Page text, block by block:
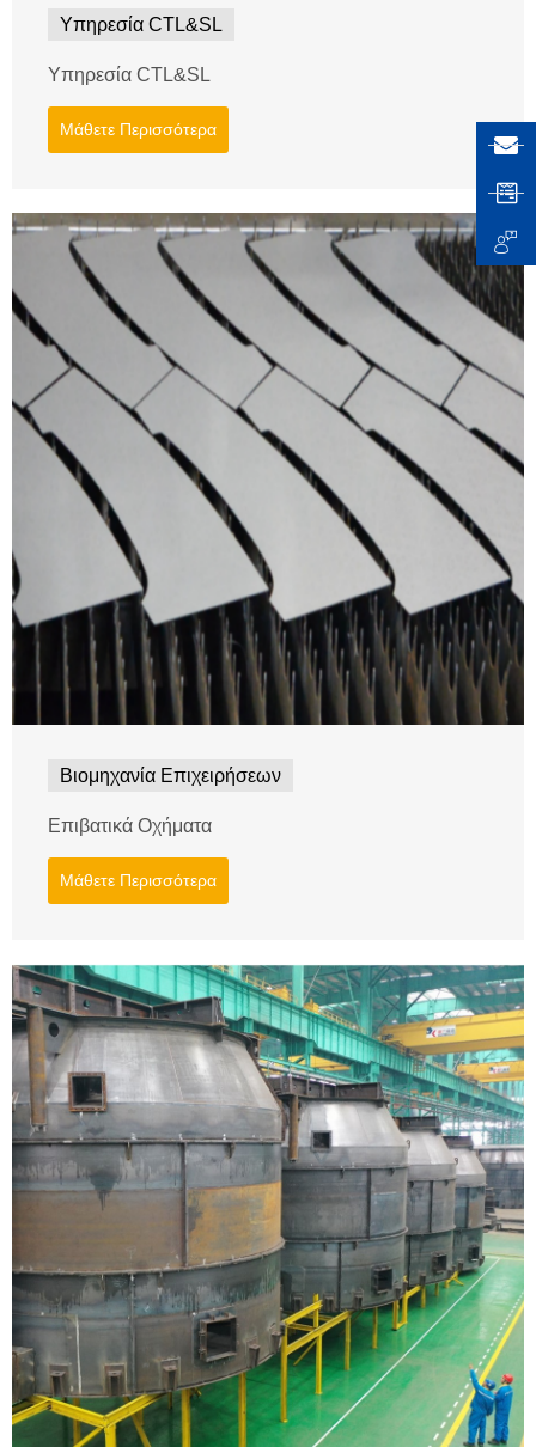
Υπηρεσία CTL&SL
Υπηρεσία CTL&SL
Μάθετε Περισσότερα
Βιομηχανία Επιχειρήσεων
Επιβατικά Οχήματα
Μάθετε Περισσότερα